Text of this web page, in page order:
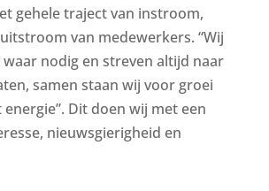
gehele traject van instroom,
van medewerkers. “Wij
nodig en streven altijd naar
samen staan wij voor groei
Dit doen wij met een
nieuwsgierigheid en